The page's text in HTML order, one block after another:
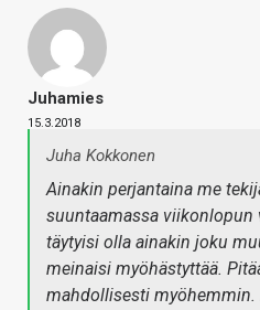
Juhamies
15.3.2018
Juha Kokkonen
Ainakin perjantaina me
suuntaamassa viikonlopun
täytyisi olla ainakin joku
meinaisi myöhästyttää.
mahdollisesti myöhemmin.